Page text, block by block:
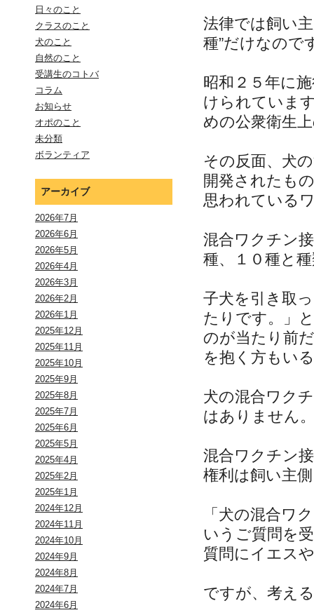
日々のこと
クラスのこと
犬のこと
自然のこと
受講生のコトバ
コラム
お知らせ
オポのこと
未分類
ボランティア
アーカイブ
2026年7月
2026年6月
2026年5月
2026年4月
2026年3月
2026年2月
2026年1月
2025年12月
2025年11月
2025年10月
2025年9月
2025年8月
2025年7月
2025年6月
2025年5月
2025年4月
2025年2月
2025年1月
2024年12月
2024年11月
2024年10月
2024年9月
2024年8月
2024年7月
2024年6月
法律では飼い
種”だけなので
昭和２５年に
けられていま
めの公衆衛生
その反面、犬
開発されたも
思われている
混合ワクチン
種、１０種と
子犬を引き取
たりです。」
のが当たり前
を抱く方もい
犬の混合ワク
はありません
混合ワクチン
権利は飼い主
「犬の混合ワ
いうご質問を
質問にイエス
ですが、考え